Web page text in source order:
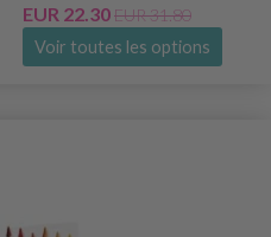
EUR 22.30EUR 31.80
Voir toutes les options